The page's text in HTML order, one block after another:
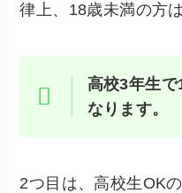
律上、18歳未満の方
高校3年生で
なります。
2つ目は、高校生OK